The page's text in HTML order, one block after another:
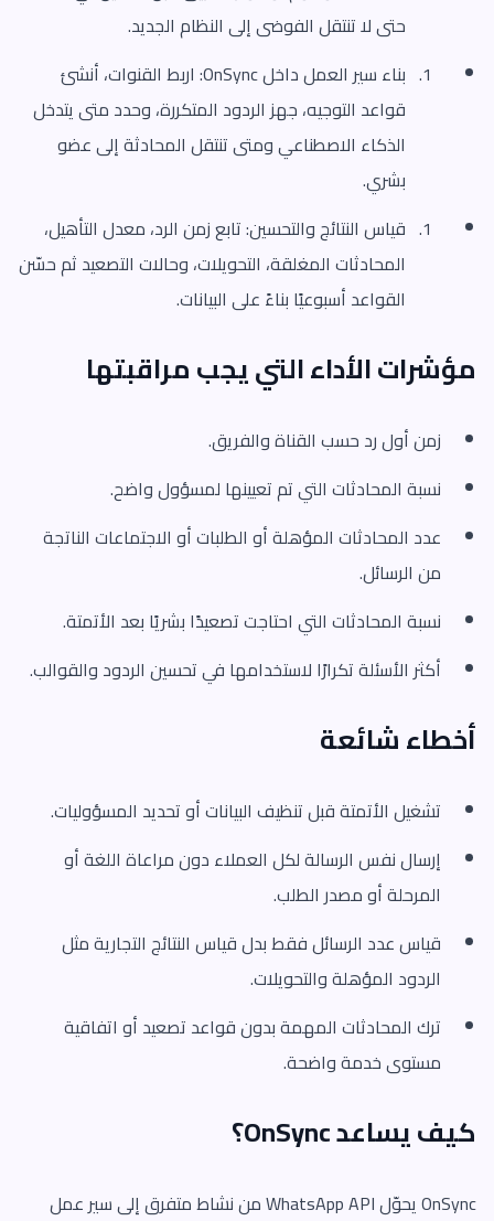
حتى لا تنتقل الفوضى إلى النظام الجديد.
بناء سير العمل داخل OnSync: اربط القنوات، أنشئ
قواعد التوجيه، جهز الردود المتكررة، وحدد متى يتدخل
الذكاء الاصطناعي ومتى تنتقل المحادثة إلى عضو
بشري.
قياس النتائج والتحسين: تابع زمن الرد، معدل التأهيل،
المحادثات المغلقة، التحويلات، وحالات التصعيد ثم حسّن
القواعد أسبوعيًا بناءً على البيانات.
مؤشرات الأداء التي يجب مراقبتها
زمن أول رد حسب القناة والفريق.
نسبة المحادثات التي تم تعيينها لمسؤول واضح.
عدد المحادثات المؤهلة أو الطلبات أو الاجتماعات الناتجة
من الرسائل.
نسبة المحادثات التي احتاجت تصعيدًا بشريًا بعد الأتمتة.
أكثر الأسئلة تكرارًا لاستخدامها في تحسين الردود والقوالب.
أخطاء شائعة
تشغيل الأتمتة قبل تنظيف البيانات أو تحديد المسؤوليات.
إرسال نفس الرسالة لكل العملاء دون مراعاة اللغة أو
المرحلة أو مصدر الطلب.
قياس عدد الرسائل فقط بدل قياس النتائج التجارية مثل
الردود المؤهلة والتحويلات.
ترك المحادثات المهمة بدون قواعد تصعيد أو اتفاقية
مستوى خدمة واضحة.
كيف يساعد OnSync؟
OnSync يحوّل WhatsApp API من نشاط متفرق إلى سير عمل